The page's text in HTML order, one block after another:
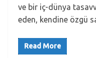
ve bir iç-dünya
eden, kendine özgü
Read More